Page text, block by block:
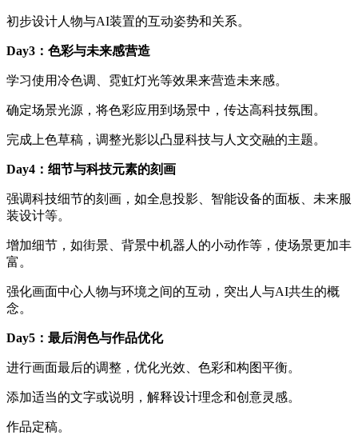
初步设计人物与AI装置的互动姿势和关系。
Day3：色彩与未来感营造
学习使用冷色调、霓虹灯光等效果来营造未来感。
确定场景光源，将色彩应用到场景中，传达高科技氛围。
完成上色草稿，调整光影以凸显科技与人文交融的主题。
Day4：细节与科技元素的刻画
强调科技细节的刻画，如全息投影、智能设备的面板、未来服
装设计等。
增加细节，如街景、背景中机器人的小动作等，使场景更加丰
富。
强化画面中心人物与环境之间的互动，突出人与AI共生的概
念。
Day5：最后润色与作品优化
进行画面最后的调整，优化光效、色彩和构图平衡。
添加适当的文字或说明，解释设计理念和创意灵感。
作品定稿。